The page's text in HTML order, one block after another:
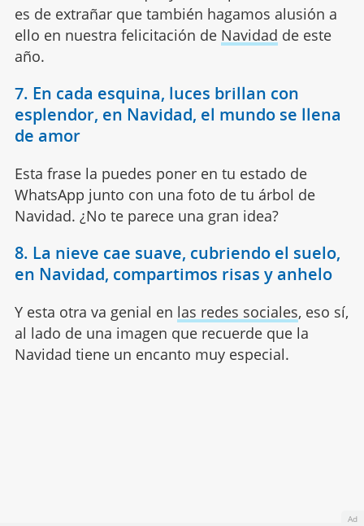
es de extrañar que también hagamos alusión a
ello en nuestra felicitación de Navidad de este
año.
7. En cada esquina, luces brillan con
esplendor, en Navidad, el mundo se llena
de amor
Esta frase la puedes poner en tu estado de
WhatsApp junto con una foto de tu árbol de
Navidad. ¿No te parece una gran idea?
8. La nieve cae suave, cubriendo el suelo,
en Navidad, compartimos risas y anhelo
Y esta otra va genial en las redes sociales, eso sí,
al lado de una imagen que recuerde que la
Navidad tiene un encanto muy especial.
Ad